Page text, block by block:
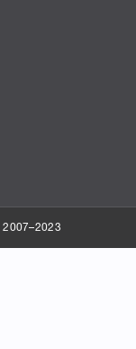
2007–2023